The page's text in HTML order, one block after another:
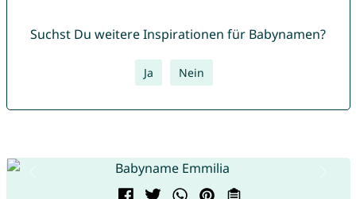
Suchst Du weitere Inspirationen für Babynamen?
Ja Nein